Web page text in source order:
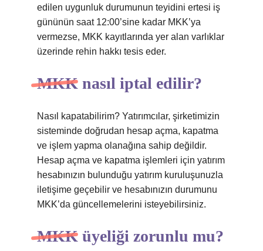
edilen uygunluk durumunun teyidini ertesi iş
gününün saat 12:00’sine kadar MKK’ya
vermezse, MKK kayıtlarında yer alan varlıklar
üzerinde rehin hakkı tesis eder.
MKK nasıl iptal edilir?
Nasıl kapatabilirim? Yatırımcılar, şirketimizin
sisteminde doğrudan hesap açma, kapatma
ve işlem yapma olanağına sahip değildir.
Hesap açma ve kapatma işlemleri için yatırım
hesabınızın bulunduğu yatırım kuruluşunuzla
iletişime geçebilir ve hesabınızın durumunu
MKK’da güncellemelerini isteyebilirsiniz.
MKK üyeliği zorunlu mu?